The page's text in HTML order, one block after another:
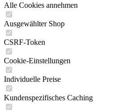
Alle Cookies annehmen
Ausgewählter Shop
CSRF-Token
Cookie-Einstellungen
Individuelle Preise
Kundenspezifisches Caching